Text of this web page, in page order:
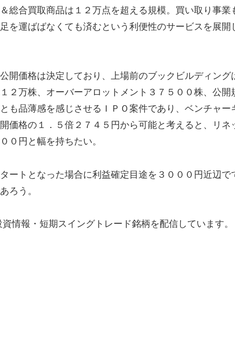
総合買取商品は１２万点を超える規模。買い取り事業
を運ばばなくても済むという利便性のサービスを展開
開価格は決定しており、上場前のブックビルディング
２万株、オーバーアロットメント３７５００株、公開
も品薄感を感じさせるＩＰＯ案件であり、ベンチャー
価格の１．５倍２７４５円から可能と考えると、リネ
０円と幅を持ちたい。
ートとなった場合に利益確定目途を３０００円近辺で
ろう。
情報・短期スイングトレード銘柄を配信しています。